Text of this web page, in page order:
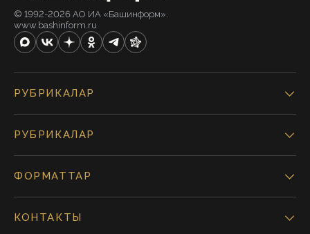
© 1992-2026 АО ИА «Башинформ».
www.bashinform.ru
РУБРИКАЛАР
РУБРИКАЛАР
ФОРМАТТАР
КОНТАКТЫ